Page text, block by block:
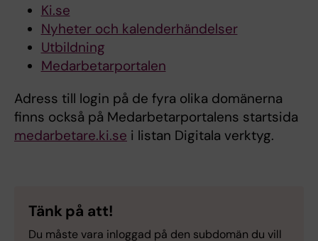
Ki.se
Nyheter och kalenderhändelser
Utbildning
Medarbetarportalen
Adress till login på de fyra olika domänerna
finns också på Medarbetarportalens startsida
medarbetare.ki.se i listan Digitala verktyg.
Tänk på att!
Du måste vara inloggad på den subdomän du vill